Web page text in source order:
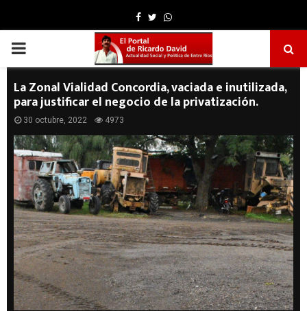
Facebook
TwitterWhatsapp
PRIMARY
MENU
La Zonal Vialidad Concordia, vaciada e inutilizada,
para justificar el negocio de la privatización.
30 octubre, 2022 4973